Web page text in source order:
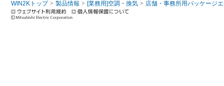
WIN2Kトップ 製品情報 [業務用]空調・換気 店舗・事務所用パッケージ